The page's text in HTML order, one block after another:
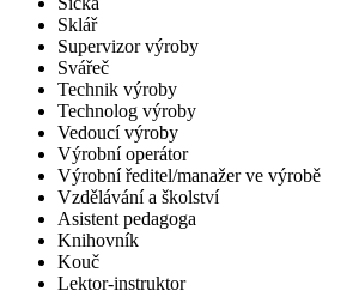
Sklář
Supervizor výroby
Svářeč
Technik výroby
Technolog výroby
Vedoucí výroby
Výrobní operátor
Výrobní ředitel/manažer ve výrobě
Vzdělávání a školství
Asistent pedagoga
Knihovník
Kouč
Lektor-instruktor